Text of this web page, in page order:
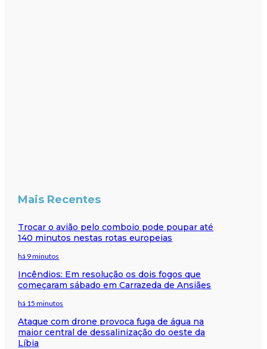
Mais Recentes
Trocar o avião pelo comboio pode poupar até
140 minutos nestas rotas europeias
há 9 minutos
Incêndios: Em resolução os dois fogos que
começaram sábado em Carrazeda de Ansiães
há 15 minutos
Ataque com drone provoca fuga de água na
maior central de dessalinização do oeste da
Líbia